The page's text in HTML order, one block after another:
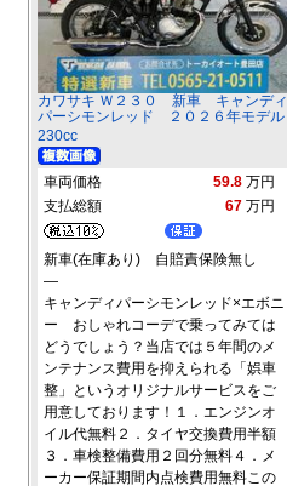
カワサキ Ｗ２３０ 新車 キャンディ
パーシモンレッド ２０２６年モデル
230cc
車両価格 59.8 万円
支払総額
67 万円
新車(在庫あり) 自賠責保険無し
―
キャンディパーシモンレッド×エボニ
ー おしゃれコーデで乗ってみては
どうでしょう？当店では５年間のメ
ンテナンス費用を抑えられる「娯車
整」というオリジナルサービスをご
用意しております！１．エンジンオ
イル代無料２．タイヤ交換費用半額
３．車検整備費用２回分無料４．メ
ーカー保証期間内点検費用無料この